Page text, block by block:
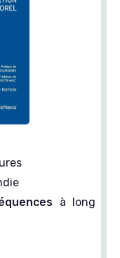
à long